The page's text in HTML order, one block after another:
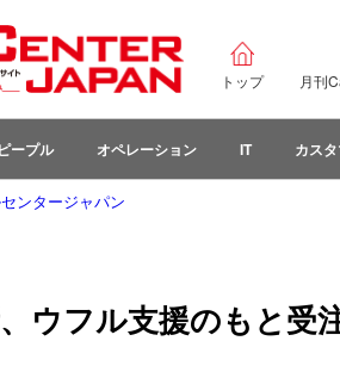
トップ 月刊
ピープル オペレーション IT カス
ンタージャパン
ウフル支援のもと受